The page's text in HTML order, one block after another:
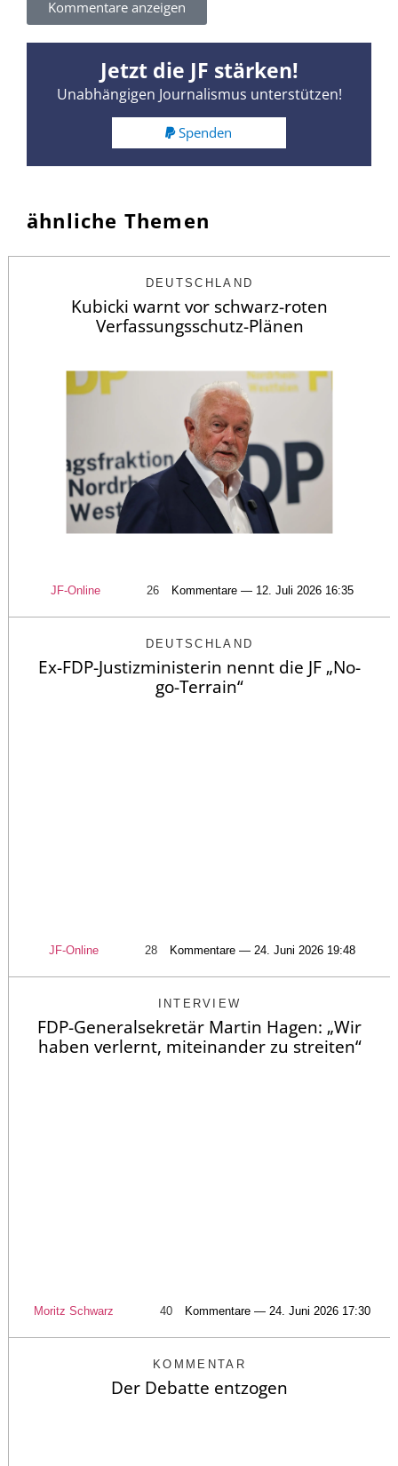
Kommentare anzeigen
Jetzt die JF stärken!
Unabhängigen Journalismus unterstützen!
Spenden
ähnliche Themen
DEUTSCHLAND
Kubicki warnt vor schwarz-roten
Verfassungsschutz-Plänen
JF-Online 26 Kommentare — 12. Juli 2026 16:35
DEUTSCHLAND
Ex-FDP-Justizministerin nennt die JF „No-
go-Terrain“
JF-Online 28 Kommentare — 24. Juni 2026 19:48
INTERVIEW
FDP-Generalsekretär Martin Hagen: „Wir
haben verlernt, miteinander zu streiten“
Moritz Schwarz 40 Kommentare — 24. Juni 2026 17:30
KOMMENTAR
Der Debatte entzogen